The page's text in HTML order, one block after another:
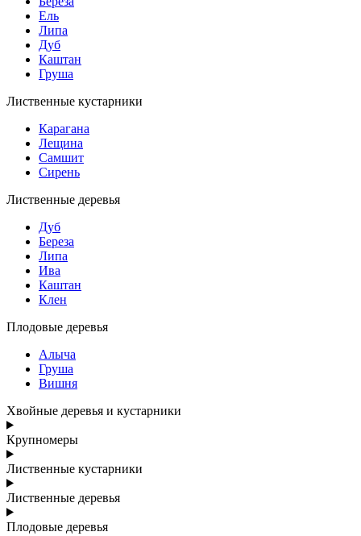
Ель
Липа
Дуб
Каштан
Груша
Лиственные кустарники
Карагана
Лещина
Самшит
Сирень
Лиственные деревья
Дуб
Береза
Липа
Ива
Каштан
Клен
Плодовые деревья
Алыча
Груша
Вишня
Хвойные деревья и кустарники
Крупномеры
Лиственные кустарники
Лиственные деревья
Плодовые деревья